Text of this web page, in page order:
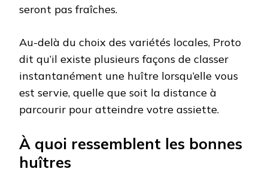
seront pas fraîches.
Au-delà du choix des variétés locales, Proto
dit qu’il existe plusieurs façons de classer
instantanément une huître lorsqu’elle vous
est servie, quelle que soit la distance à
parcourir pour atteindre votre assiette.
À quoi ressemblent les bonnes
huîtres